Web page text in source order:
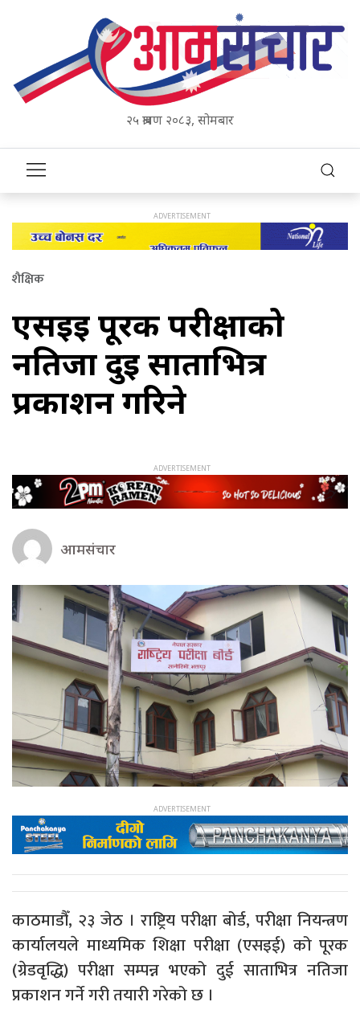
२५ श्रावण २०८३, सोमबार
शैक्षिक
एसइई पूरक परीक्षाको
नतिजा दुई साताभित्र
प्रकाशन गरिने
आमसंचार
काठमाडौँ, २३ जेठ । राष्ट्रिय परीक्षा बोर्ड, परीक्षा नियन्त्रण
कार्यालयले माध्यमिक शिक्षा परीक्षा (एसइई) को पूरक
(ग्रेडवृद्धि) परीक्षा सम्पन्न भएको दुई साताभित्र नतिजा
प्रकाशन गर्ने गरी तयारी गरेको छ ।